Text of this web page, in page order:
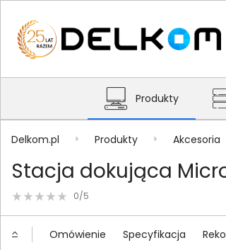
Produkty
Delkom.pl Produkty Akcesoria
Stacja dokująca
0/5
Omówienie Specyfikacja